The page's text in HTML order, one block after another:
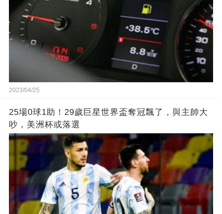
2023/04/25
25場0球1助！29歲巨星世界盃奪冠飄了，與主帥大
吵，美洲杯或落選